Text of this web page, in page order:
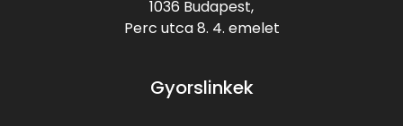
1036 Budapest,
Perc utca 8. 4. emelet
Gyorslinkek